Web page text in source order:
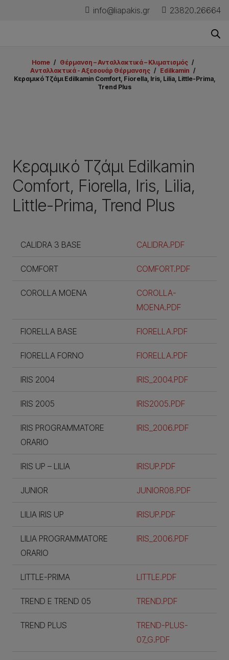
info@liapakis.gr 23820.26664
Home / Θέρμανση – Ανταλλακτικά – Κλιματισμός /
Aνταλλακτικά - Aξεσουάρ Θέρμανσης / Edilkamin /
Κεραμικό Tζάμι Edilkamin Comfort, Fiorella, Iris, Lilia, Little-Prima,
Trend Plus
Κεραμικό Tζάμι Edilkamin
Comfort, Fiorella, Iris, Lilia,
Little-Prima, Trend Plus
CALIDRA 3 BASE CALIDRA.PDF
COMFORT COMFORT.PDF
COROLLA MOENA
COROLLA-
MOENA.PDF
FIORELLA BASE FIORELLA.PDF
FIORELLA FORNO FIORELLA.PDF
IRIS 2004 IRIS_2004.PDF
IRIS 2005 IRIS2005.PDF
IRIS PROGRAMMATORE
ORARIO
IRIS_2006.PDF
IRIS UP – LILIA IRISUP.PDF
JUNIOR JUNIOR08.PDF
LILIA IRIS UP IRISUP.PDF
LILIA PROGRAMMATORE
ORARIO
IRIS_2006.PDF
LITTLE-PRIMA LITTLE.PDF
TREND E TREND 05 TREND.PDF
TREND PLUS
TREND-PLUS-
07_G.PDF